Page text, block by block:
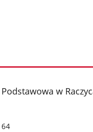
Podstawowa w
64